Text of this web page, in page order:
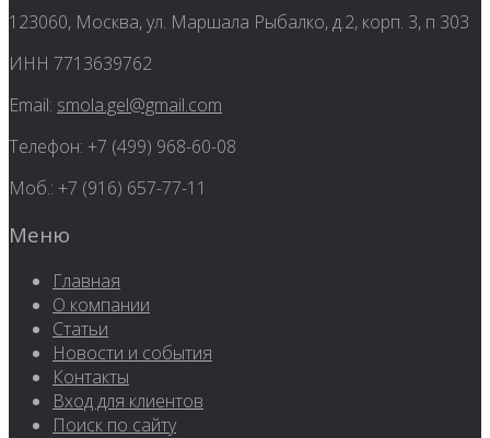
123060, Москва, ул. Маршала Рыбалко, д.2, корп. 3, п 303
ИНН 7713639762
Email: smola.gel@gmail.com
Телефон: +7 (499) 968-60-08
Моб.: +7 (916) 657-77-11
Меню
Главная
О компании
Статьи
Новости и события
Контакты
Вход для клиентов
Поиск по сайту